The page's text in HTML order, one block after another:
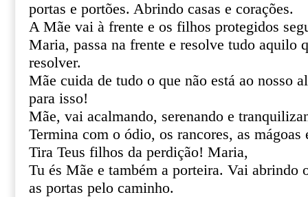
portas e portões. Abrindo casas e corações.
A Mãe vai à frente e os filhos protegidos
Maria, passa na frente e resolve tudo aquilo
resolver.
Mãe cuida de tudo o que não está ao nosso
para isso!
Mãe, vai acalmando, serenando e
Termina com o ódio, os rancores, as mágoas
Tira Teus filhos da perdição! Maria,
Tu és Mãe e também a porteira. Vai abrindo
as portas pelo caminho.